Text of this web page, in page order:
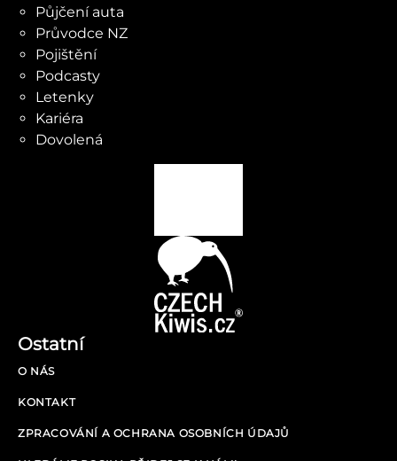
Půjčení auta
Průvodce NZ
Pojištění
Podcasty
Letenky
Kariéra
Dovolená
Ostatní
O NÁS
KONTAKT
ZPRACOVÁNÍ A OCHRANA OSOBNÍCH ÚDAJŮ